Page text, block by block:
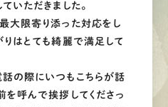
いただきました。
大限寄り添った対応をし
りはとても綺麗で満足して
の際にいつもこちらが話
を呼んで挨拶してくださっ